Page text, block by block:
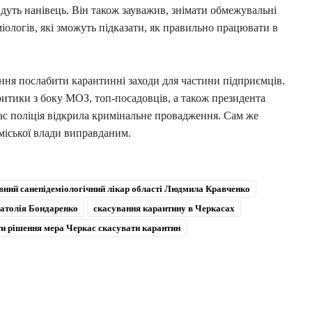
нанівець. Він також зауважив, знімати обмежувальні
які зможуть підказати, як правильно працювати в
послабити карантинні заходи для частини підприємців.
з боку МОЗ, топ-посадовців, а також президента
поліція відкрила кримінальне провадження. Сам же
влади виправданим.
санепідеміологічний лікар області Людмила Кравченко
Бондаренко
скасування карантину в Черкасах
рішення мера Черкас скасувати карантин